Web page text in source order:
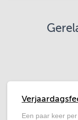
Een paar keer